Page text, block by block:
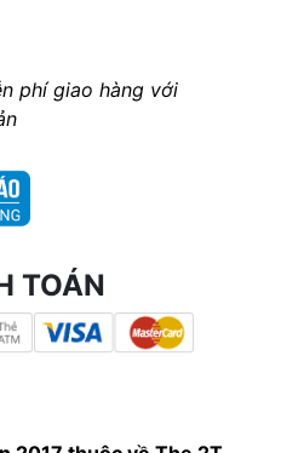
phí giao hàng với
TOÁN